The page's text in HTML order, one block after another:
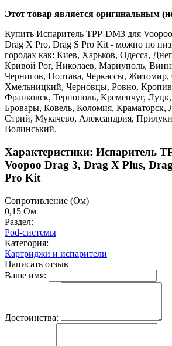
Этот товар является оригинальным
Купить Испаритель TPP-DM3 для
Drag X Pro, Drag S Pro Kit - можно по
городах как: Киев, Харьков, Одесса,
Кривой Рог, Николаев, Мариуполь,
Чернигов, Полтава, Черкассы,
Хмельницкий, Черновцы, Ровно,
Франковск, Тернополь, Кременчуг,
Бровары, Ковель, Коломия, Краматорск,
Стрий, Мукачево, Александрия,
Волинський.
Характеристики: Испаритель
Voopoo Drag 3, Drag X Plus,
Pro Kit
Cопротивление (Ом)
0,15 Ом
Раздел:
Pod-системы
Категория:
Картриджи и испарители
Написать отзыв
Ваше имя:
Достоинства: